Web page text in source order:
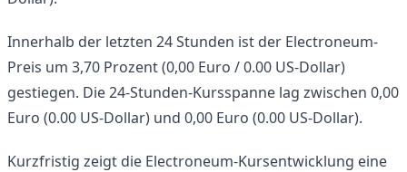
Innerhalb der letzten 24 Stunden ist der Electroneum-
Preis um 3,70 Prozent (0,00 Euro / 0.00 US-Dollar)
gestiegen. Die 24-Stunden-Kursspanne lag zwischen 0,00
Euro (0.00 US-Dollar) und 0,00 Euro (0.00 US-Dollar).
Kurzfristig zeigt die Electroneum-Kursentwicklung eine